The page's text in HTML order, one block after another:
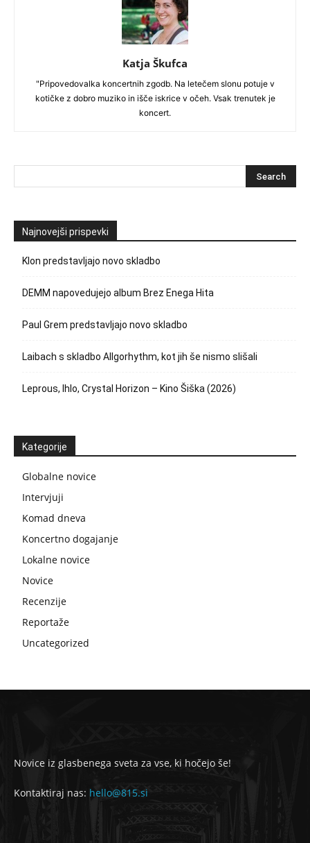
Katja Škufca
"Pripovedovalka koncertnih zgodb. Na letečem slonu potuje v
kotičke z dobro muziko in išče iskrice v očeh. Vsak trenutek je
koncert.
Najnovejši prispevki
Klon predstavljajo novo skladbo
DEMM napovedujejo album Brez Enega Hita
Paul Grem predstavljajo novo skladbo
Laibach s skladbo Allgorhythm, kot jih še nismo slišali
Leprous, Ihlo, Crystal Horizon – Kino Šiška (2026)
Kategorije
Globalne novice
Intervjuji
Komad dneva
Koncertno dogajanje
Lokalne novice
Novice
Recenzije
Reportaže
Uncategorized
Novice iz glasbenega sveta za vse, ki hočejo še!
Kontaktiraj nas: hello@815.si